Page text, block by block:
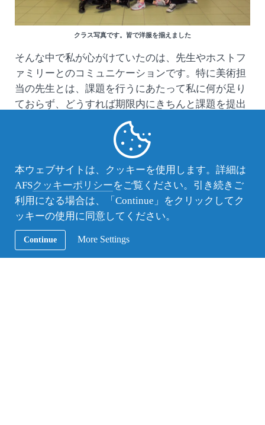
クラス写真です。皆で洋服を揃えました
そんな中で私が心がけていたのは、先生やホストフ
ァミリーとのコミュニケーションです。特に美術担
当の先生とは、課題を行うにあたって私に何が足り
ておらず、どうすれば期限内にきちんと課題を提出
できるかを具体的に相談しました。
イタリアでの学校生活を通して、「自分の問題点が
何であり、それを克服するにはどうすべきか」とい
う自主的な問題発見・問題解決の姿勢を学ぶことが
できたのは一番の収穫であったと感じています。
本ウェブサイトは、クッキーを使用します。詳細は
AFSクッキーポリシーをご覧ください。引き続きご
利用になる場合は、「Continue」をクリックしてク
ッキーの使用に同意してください。
Continue More Settings